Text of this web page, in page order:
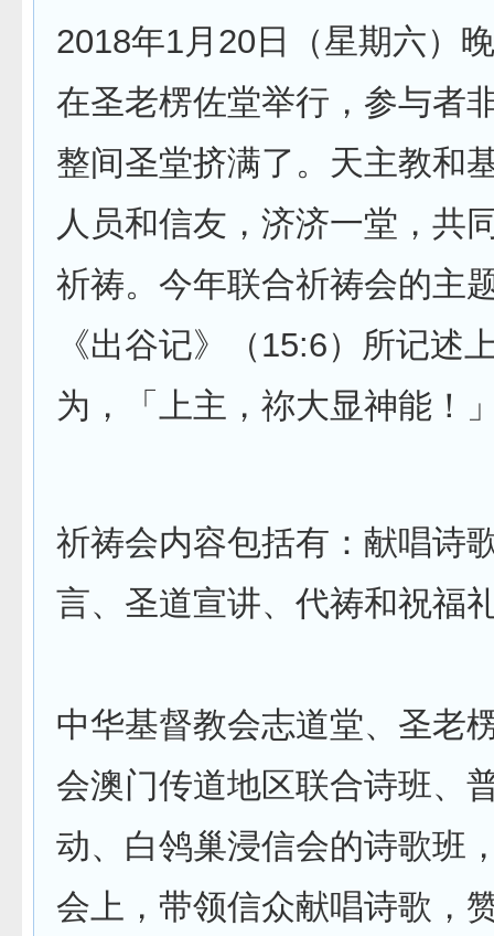
2018年1月20日（星期六）
在圣老楞佐堂举行，参与者
整间圣堂挤满了。天主教和
人员和信友，济济一堂，共
祈祷。今年联合祈祷会的主
《出谷记》（15:6）所记述
为，「上主，祢大显神能！
祈祷会内容包括有：献唱诗
言、圣道宣讲、代祷和祝福
中华基督教会志道堂、圣老
会澳门传道地区联合诗班、
动、白鸰巢浸信会的诗歌班
会上，带领信众献唱诗歌，